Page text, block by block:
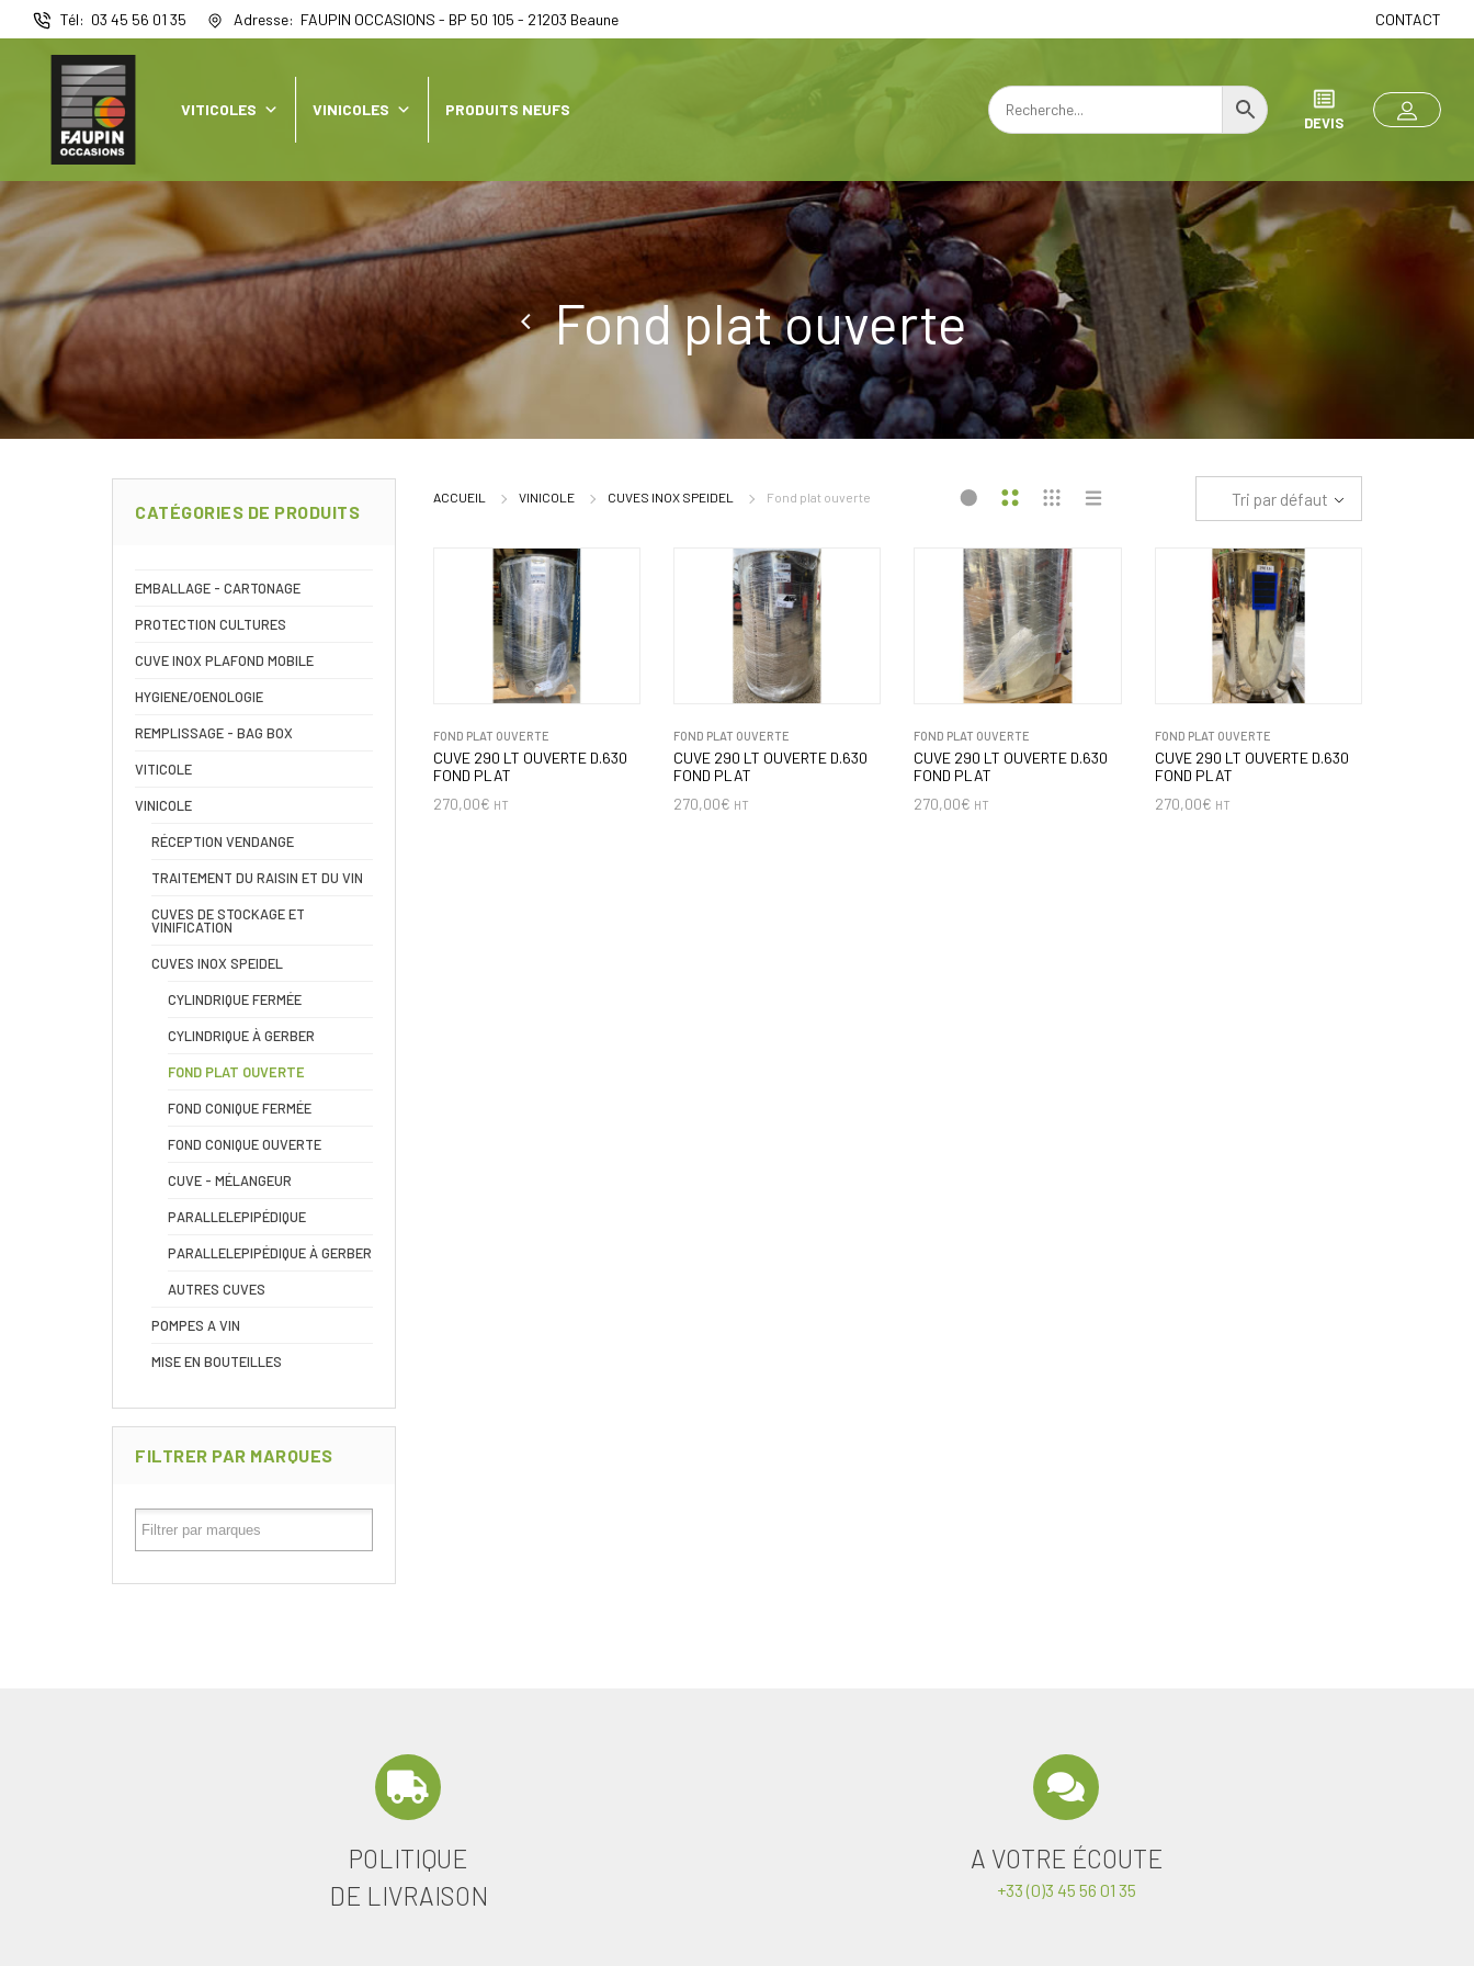
Tél 03 45 56 01 35 Adresse FAUPIN OCCASIONS - BP 50 105 - 21203 Beaune CONTACT
VITICOLES VINICOLES PRODUITS NEUFS
DEVIS
Fond plat ouverte
CATÉGORIES DE PRODUITS
EMBALLAGE - CARTONAGE
PROTECTION CULTURES
CUVE INOX PLAFOND MOBILE
HYGIENE/OENOLOGIE
REMPLISSAGE - BAG BOX
VITICOLE
VINICOLE
RÉCEPTION VENDANGE
TRAITEMENT DU RAISIN ET DU VIN
CUVES DE STOCKAGE ET
VINIFICATION
CUVES INOX SPEIDEL
CYLINDRIQUE FERMÉE
CYLINDRIQUE À GERBER
FOND PLAT OUVERTE
FOND CONIQUE FERMÉE
FOND CONIQUE OUVERTE
CUVE - MÉLANGEUR
PARALLELEPIPÉDIQUE
PARALLELEPIPÉDIQUE À GERBER
AUTRES CUVES
POMPES A VIN
MISE EN BOUTEILLES
FILTRER PAR MARQUES
ACCUEIL VINICOLE CUVES INOX SPEIDEL Fond plat ouverte Tri par défaut
FOND PLAT OUVERTE
CUVE 290 LT OUVERTE D.630
FOND PLAT
270,00€ HT
FOND PLAT OUVERTE
CUVE 290 LT OUVERTE D.630
FOND PLAT
270,00€ HT
FOND PLAT OUVERTE
CUVE 290 LT OUVERTE D.630
FOND PLAT
270,00€ HT
FOND PLAT OUVERTE
CUVE 290 LT OUVERTE D.630
FOND PLAT
270,00€ HT
POLITIQUE
DE LIVRAISON
A VOTRE ÉCOUTE
+33 (0)3 45 56 01 35
Panneau de gestion des cookies